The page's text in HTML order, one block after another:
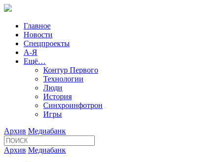
Главное
Новости
Спецпроекты
А-Я
Ещё…
Контур Первого
Технологии
Люди
История
Синхроинфотрон
Игры
Архив Медиабанк
Архив Медиабанк